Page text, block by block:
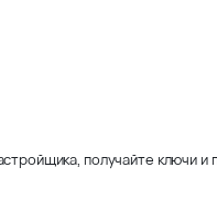
получайте